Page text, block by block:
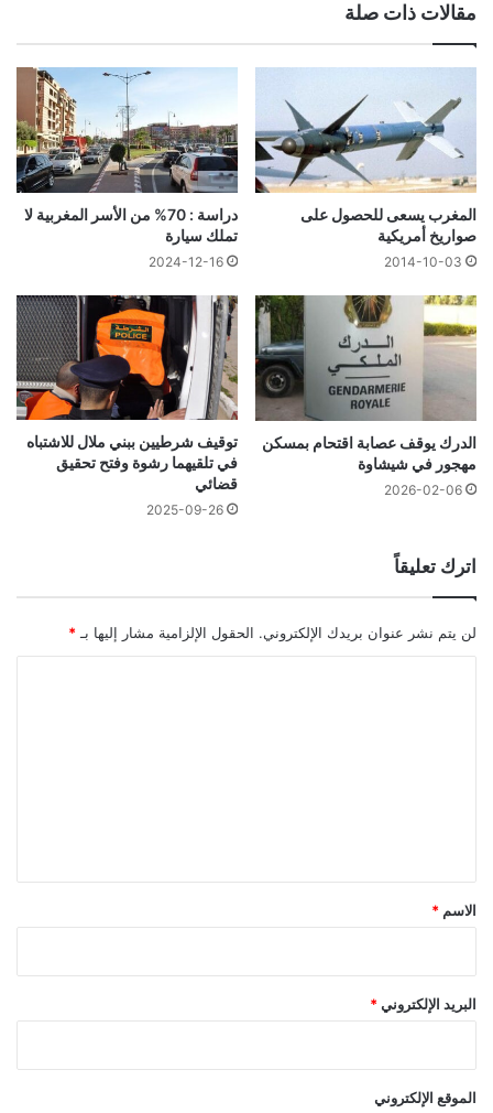
مقالات ذات صلة
المغرب يسعى للحصول على
صواريخ أمريكية
2014-10-03
دراسة : 70% من الأسر المغربية لا
تملك سيارة
2024-12-16
الدرك يوقف عصابة اقتحام بمسكن
مهجور في شيشاوة
2026-02-06
توقيف شرطيين ببني ملال للاشتباه
في تلقيهما رشوة وفتح تحقيق
قضائي
2025-09-26
اترك تعليقاً
لن يتم نشر عنوان بريدك الإلكتروني. الحقول الإلزامية مشار إليها بـ *
*
الاسم *
البريد الإلكتروني *
الموقع الإلكتروني